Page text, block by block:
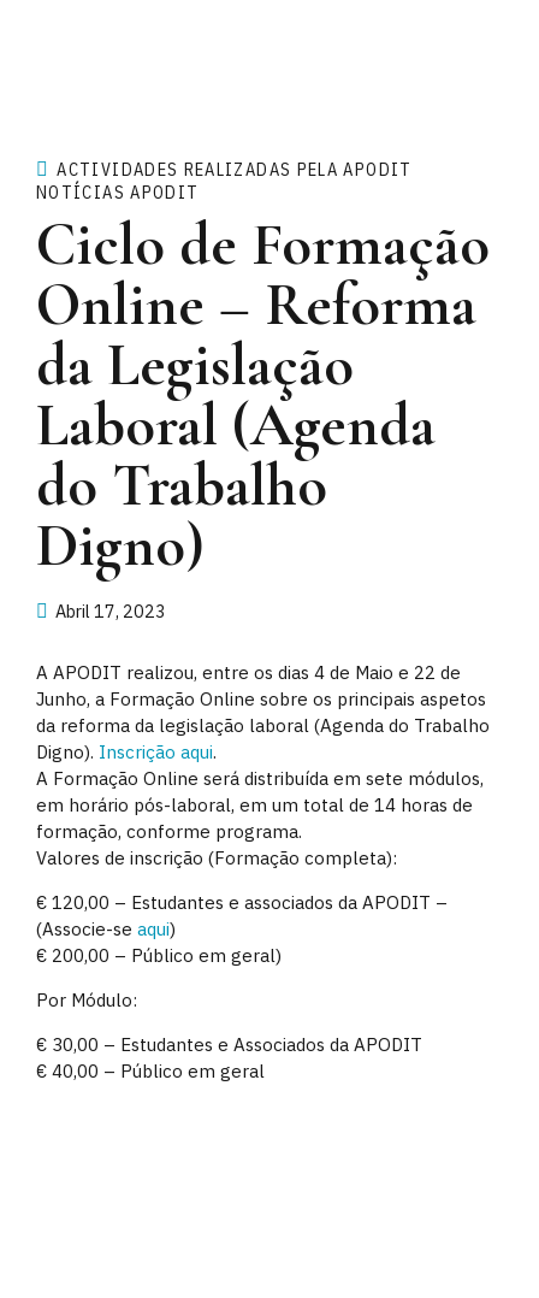
ACTIVIDADES REALIZADAS PELA APODIT
NOTÍCIAS APODIT
Ciclo de Formação
Online – Reforma
da Legislação
Laboral (Agenda
do Trabalho
Digno)
Abril 17, 2023
A APODIT realizou, entre os dias 4 de Maio e 22 de
Junho, a Formação Online sobre os principais aspetos
da reforma da legislação laboral (Agenda do Trabalho
Digno). Inscrição aqui.
A Formação Online será distribuída em sete módulos,
em horário pós-laboral, em um total de 14 horas de
formação, conforme programa.
Valores de inscrição (Formação completa):
€ 120,00 – Estudantes e associados da APODIT –
(Associe-se aqui)
€ 200,00 – Público em geral)
Por Módulo:
€ 30,00 – Estudantes e Associados da APODIT
€ 40,00 – Público em geral